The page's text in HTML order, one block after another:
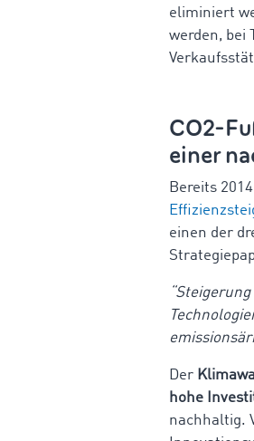
eliminiert
werden, bei
CO2-
einer
Bereits
einen der
Der
hohe
nachhaltig.